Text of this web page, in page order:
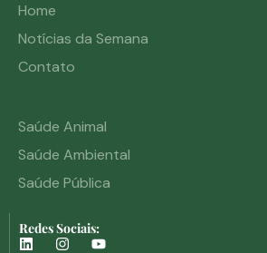
Home
Notícias da Semana
Contato
Saúde Animal
Saúde Ambiental
Saúde Pública
Redes Sociais: